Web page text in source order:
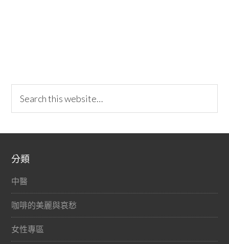
分類
中醫
咖啡的美麗與哀愁
女性專區